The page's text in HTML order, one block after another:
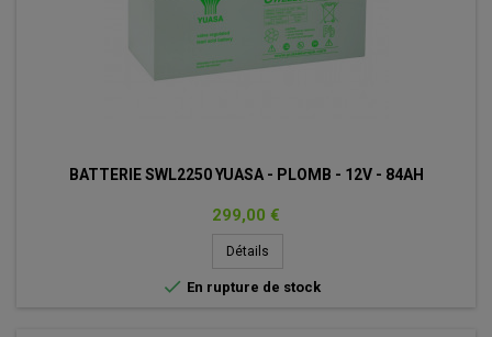
BATTERIE SWL2250 YUASA - PLOMB - 12V - 84AH
Prix
299,00 €
Détails
 En rupture de stock